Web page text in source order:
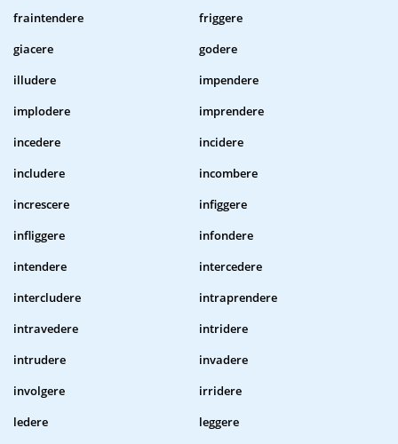
fraintendere
friggere
giacere
godere
illudere
impendere
implodere
imprendere
incedere
incidere
includere
incombere
increscere
infiggere
infliggere
infondere
intendere
intercedere
intercludere
intraprendere
intravedere
intridere
intrudere
invadere
involgere
irridere
ledere
leggere